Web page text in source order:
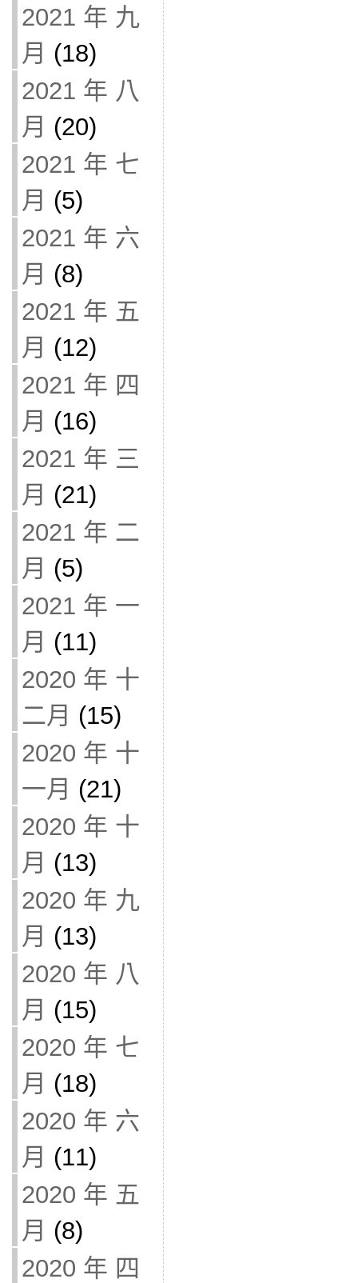
2021 年 九
月 (18)
2021 年 八
月 (20)
2021 年 七
月 (5)
2021 年 六
月 (8)
2021 年 五
月 (12)
2021 年 四
月 (16)
2021 年 三
月 (21)
2021 年 二
月 (5)
2021 年 一
月 (11)
2020 年 十
二月 (15)
2020 年 十
一月 (21)
2020 年 十
月 (13)
2020 年 九
月 (13)
2020 年 八
月 (15)
2020 年 七
月 (18)
2020 年 六
月 (11)
2020 年 五
月 (8)
2020 年 四